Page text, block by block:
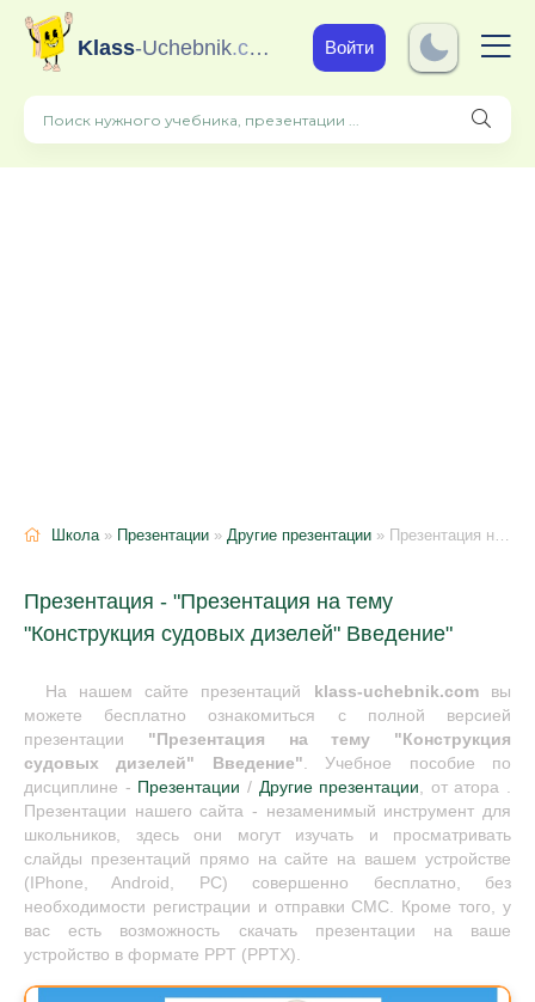
Klass-Uchebnik.com Войти
Школа» Презентации » Другие презентации » Презентация на тему "Конструкция судовых дизелей" Введение
Презентация - "Презентация на тему
"Конструкция судовых дизелей" Введение"
На нашем сайте презентаций klass-uchebnik.comвы
можете бесплатно ознакомиться с полной версией
презентации "Презентация на тему "Конструкция
судовых дизелей" Введение". Учебное пособие по
дисциплине - Презентации / Другие презентации, от атора .
Презентации нашего сайта - незаменимый инструмент для
школьников, здесь они могут изучать и просматривать
слайды презентаций прямо на сайте на вашем устройстве
(IPhone, Android, PC) совершенно бесплатно, без
необходимости регистрации и отправки СМС. Кроме того, у
вас есть возможность скачать презентации на ваше
устройство в формате PPT (PPTX).